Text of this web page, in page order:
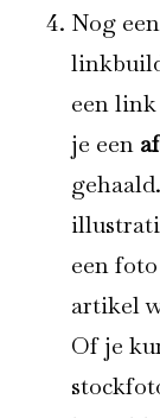
Nog
een
je een
een
artikel
Of je